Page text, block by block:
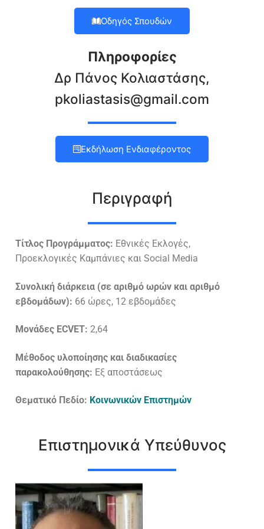
Οδηγός Σπουδών
Πληροφορίες
Δρ Πάνος Κολιαστάσης,
pkoliastasis@gmail.com
Εκδήλωση Ενδιαφέροντος
Περιγραφή
Τίτλος Προγράμματος: Εθνικές Εκλογές,
Προεκλογικές Καμπάνιες και Social Media
Συνολική διάρκεια (σε αριθμό ωρών και αριθμό
εβδομάδων): 66 ώρες, 12 εβδομάδες
Μονάδες ECVET: 2,64
Μέθοδος υλοποίησης και διαδικασίες
παρακολούθησης: Εξ αποστάσεως
Θεματικό Πεδίο: Κοινωνικών Επιστημών
Επιστημονικά Υπεύθυνος